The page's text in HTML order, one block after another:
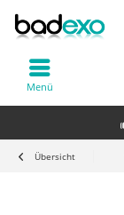
Menü
Übersicht